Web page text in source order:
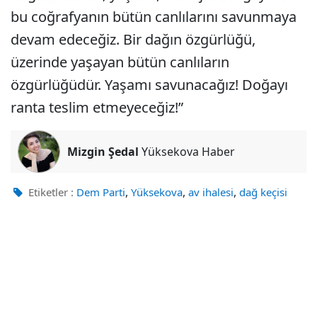
bu coğrafyanın bütün canlılarını savunmaya
devam edeceğiz. Bir dağın özgürlüğü,
üzerinde yaşayan bütün canlıların
özgürlüğüdür. Yaşamı savunacağız! Doğayı
ranta teslim etmeyeceğiz!”
Mizgin Şedal Yüksekova Haber
Etiketler : Dem Parti, Yüksekova, av ihalesi, dağ keçisi